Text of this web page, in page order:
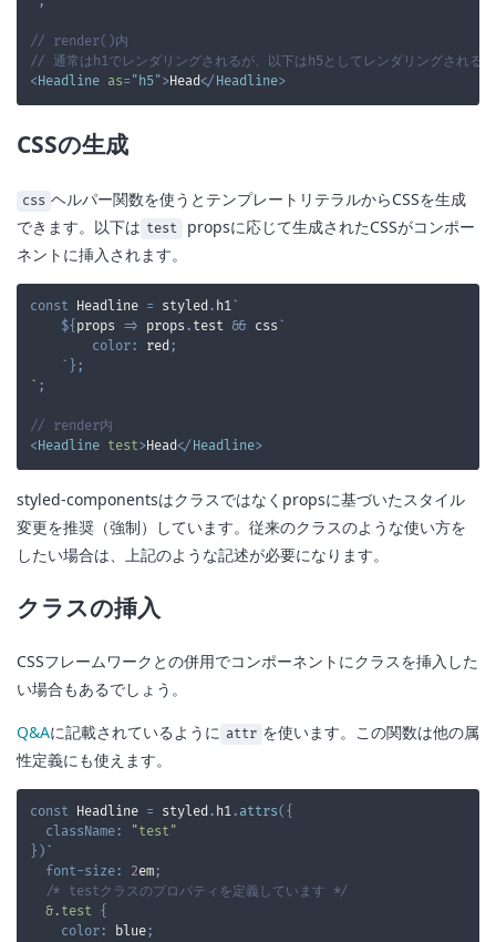
// render()内
// 通常はh1でレンダリングされるが、以下はh5としてレンダリングされる
<Headline as= "h5">Head</Headline>
CSSの生成
css ヘルパー関数を使うとテンプレートリテラルからCSSを生成
できます。以下は test
propsに応じて生成されたCSSがコンポー
ネントに挿入されます。
const Headline = styled . h1`
${ props => props . test && css `
color : red ;
` } ;
` ;
// render内
<Headline test>Head</Headline>
styled-componentsはクラスではなくpropsに基づいたスタイル
変更を推奨（強制）しています。従来のクラスのような使い方を
したい場合は、上記のような記述が必要になります。
クラスの挿入
CSSフレームワークとの併用でコンポーネントにクラスを挿入した
い場合もあるでしょう。
Q&Aに記載されているように attr を使います。この関数は他の属
性定義にも使えます。
const Headline = styled. h1. attrs( {
className :
"test"
} ) `
font-size : 2em ;
/* testクラスのプロパティを定義しています */
&.test {
color : blue ;